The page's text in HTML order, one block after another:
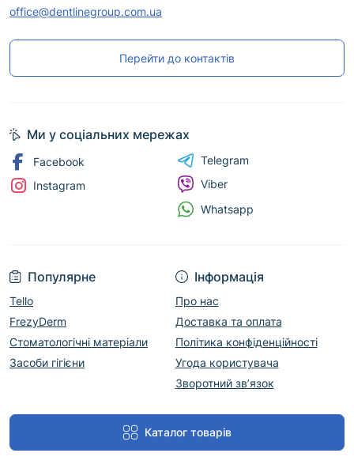
office@dentlinegroup.com.ua
Перейти до контактів
Популярне
Tello
FrezyDerm
Стоматологічні матеріали
Засоби гігієни
Інформація
Про нас
Доставка та оплата
Політика конфіденційності
Угода користувача
Зворотний зв’язок
Каталог товарів
Ми у соціальних мережах
Facebook
Instagram
Telegram
Viber
Whatsapp